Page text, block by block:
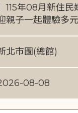
115年08月新住
親子一起體驗多
北市圖(總館)
08-08